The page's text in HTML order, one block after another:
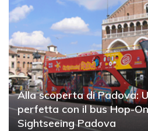
Alla scoperta di Padova:
perfetta con il bus Hop-
Sightseeing Padova